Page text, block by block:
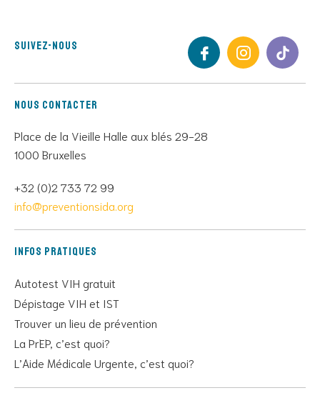
Suivez-nous
Nous contacter
Place de la Vieille Halle aux blés 29-28
1000 Bruxelles
+32 (0)2 733 72 99
info@preventionsida.org
Infos pratiques
Autotest VIH gratuit
Dépistage VIH et IST
Trouver un lieu de prévention
La PrEP, c’est quoi?
L’Aide Médicale Urgente, c’est quoi?